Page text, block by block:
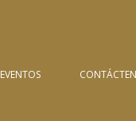
EVENTOS